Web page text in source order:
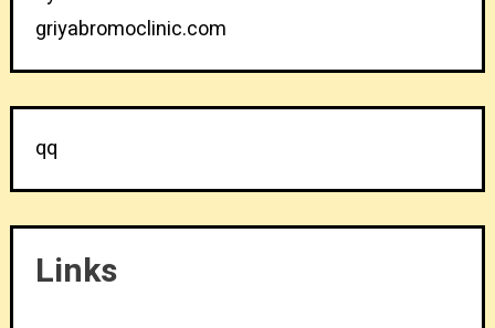
griyabromoclinic.com
qq
Links